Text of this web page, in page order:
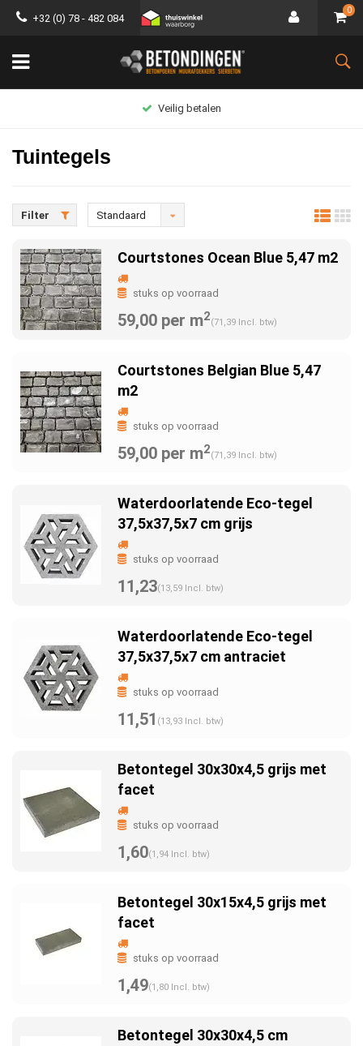
+32 (0) 78 - 482 084
0
Groot assortiment
Tuintegels
Filter Standaard
Courtstones Ocean Blue 5,47 m2
stuks op voorraad
59,00 per m2(71,39 Incl. btw)
Courtstones Belgian Blue 5,47
m2
stuks op voorraad
59,00 per m2(71,39 Incl. btw)
Waterdoorlatende Eco-tegel
37,5x37,5x7 cm grijs
stuks op voorraad
11,23(13,59 Incl. btw)
Waterdoorlatende Eco-tegel
37,5x37,5x7 cm antraciet
stuks op voorraad
11,51 (13,93 Incl. btw)
Betontegel 30x30x4,5 grijs met
facet
stuks op voorraad
1,60(1,94 Incl. btw)
Betontegel 30x15x4,5 grijs met
facet
stuks op voorraad
1,49(1,80 Incl. btw)
Betontegel 30x30x4,5 cm